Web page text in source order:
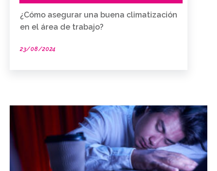
¿Cómo asegurar una buena climatización
en el área de trabajo?
23/08/2024